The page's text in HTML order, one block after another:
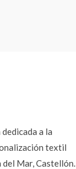
a la
textil
del Mar, Castellón.